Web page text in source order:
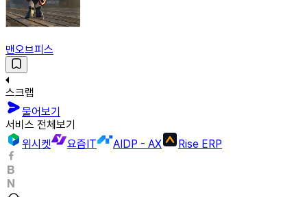
맨오브피스
스크랩
물어보기
서비스 전체보기
위시켓
요즘IT AIDP - AX Rise ERP